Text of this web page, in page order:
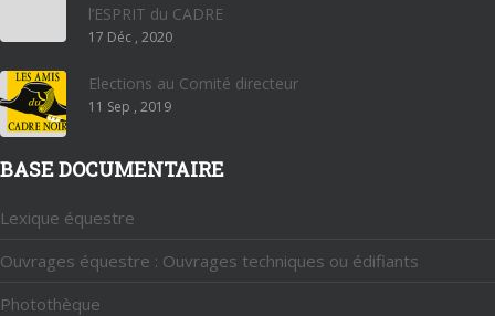
l’ESPRIT du CADRE
17 Déc , 2020
Elections au Comité directeur
11 Sep , 2019
BASE DOCUMENTAIRE
Lexique équestre
Ouvrages équestre : Ouvrages techniques ou édifiants
Photothèque